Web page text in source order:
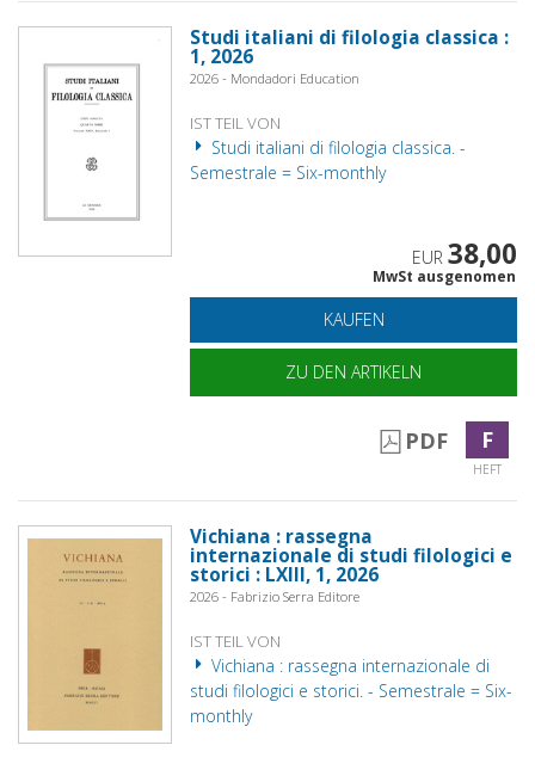
Studi italiani di filologia classica :
1, 2026
2026 - Mondadori Education
IST TEIL VON
Studi italiani di filologia classica. -
Semestrale = Six-monthly
EUR 38,00
MwSt ausgenomen
KAUFEN
ZU DEN ARTIKELN
PDF F
HEFT
Vichiana : rassegna
internazionale di studi filologici e
storici : LXIII, 1, 2026
2026 - Fabrizio Serra Editore
IST TEIL VON
Vichiana : rassegna internazionale di
studi filologici e storici. - Semestrale = Six-
monthly